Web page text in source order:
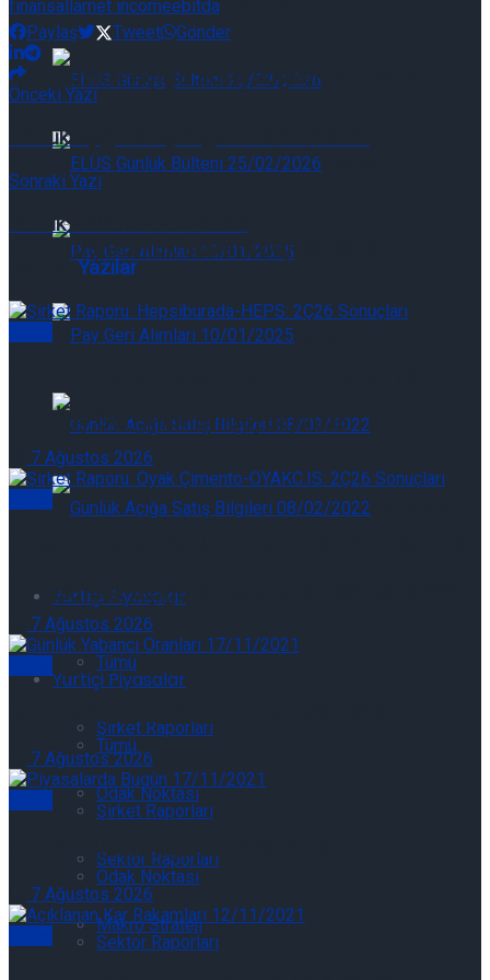
ELÜS Günlük Bülteni 06/08/2026
Pay Geri Alımları 06/08/2026
Günlük Açığa Satış Bilgileri 06/08/2026
Yurtiçi Piyasalar
Tümü
Şirket Raporları
Odak Noktası
Sektör Raporları
Makro Strateji
Günlük Açığa Satış Bilgileri 07/08/2026
ELÜS Günlük Bülteni 06/08/2026
Pay Geri Alımları 06/08/2026
Günlük Açığa Satış Bilgileri 06/08/2026
Yurtiçi Piyasalar
Tümü
Şirket Raporları
Odak Noktası
Sektör Raporları
finansallarnet incomeebitda
Paylaş
Tweet Gönder
Önceki Yazı
Günlük Açığa Satış Bilgileri 18/02/2022-
Sonraki Yazı
Teknik Bülten 18/02/2022
BenzerYazılar
Sonuçları
7 Ağustos 2026
7 Ağustos 2026
7 Ağustos 2026
Piyasalarda Bugün 07/08/2026
7 Ağustos 2026